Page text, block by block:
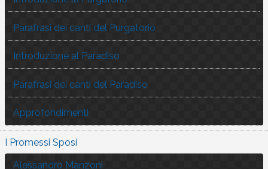
Parafrasi dei canti del Purgatorio
Introduzione al Paradiso
Parafrasi dei canti del Paradiso
Approfondimenti
I Promessi Sposi
Alessandro Manzoni